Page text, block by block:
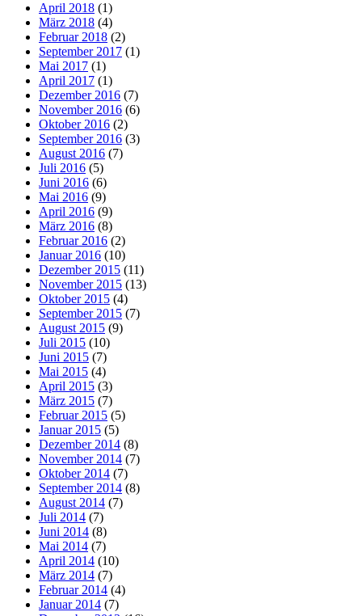
April 2018 (1)
März 2018 (4)
Februar 2018 (2)
September 2017 (1)
Mai 2017 (1)
April 2017 (1)
Dezember 2016 (7)
November 2016 (6)
Oktober 2016 (2)
September 2016 (3)
August 2016 (7)
Juli 2016 (5)
Juni 2016 (6)
Mai 2016 (9)
April 2016 (9)
März 2016 (8)
Februar 2016 (2)
Januar 2016 (10)
Dezember 2015 (11)
November 2015 (13)
Oktober 2015 (4)
September 2015 (7)
August 2015 (9)
Juli 2015 (10)
Juni 2015 (7)
Mai 2015 (4)
April 2015 (3)
März 2015 (7)
Februar 2015 (5)
Januar 2015 (5)
Dezember 2014 (8)
November 2014 (7)
Oktober 2014 (7)
September 2014 (8)
August 2014 (7)
Juli 2014 (7)
Juni 2014 (8)
Mai 2014 (7)
April 2014 (10)
März 2014 (7)
Februar 2014 (4)
Januar 2014 (7)